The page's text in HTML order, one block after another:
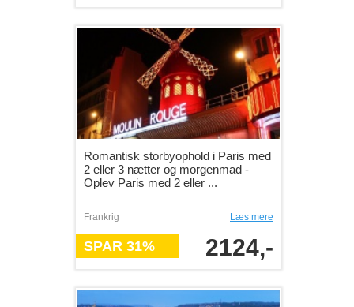
Romantisk storbyophold i Paris med
2 eller 3 nætter og morgenmad -
Oplev Paris med 2 eller ...
Frankrig Læs mere
SPAR 31% 2124,-